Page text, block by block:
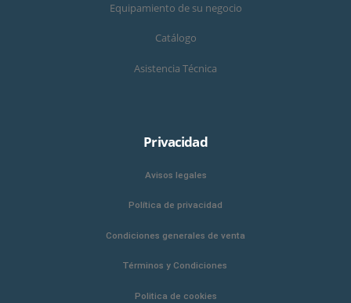
Equipamiento de su negocio
Catálogo
Asistencia Técnica
Privacidad
Avisos legales
Política de privacidad
Condiciones generales de venta
Términos y Condiciones
Politica de cookies